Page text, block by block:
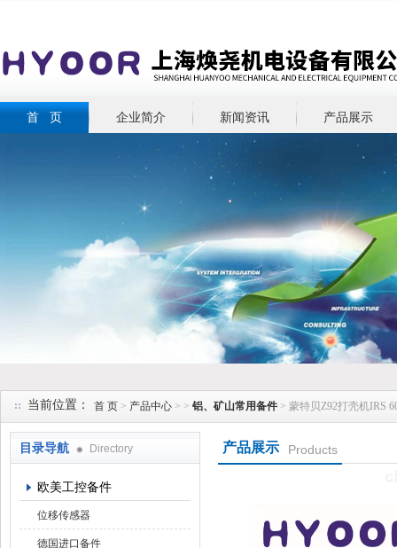
首 页 企业简介 新闻资讯 产品展示
当前位置： 首 页 > 产品中心 > > 铝、矿山常用备件 > 蒙特贝Z92打壳机IRS
目录导航 Directory
欧美工控备件
位移传感器
德国进口备件
产品展示 Products